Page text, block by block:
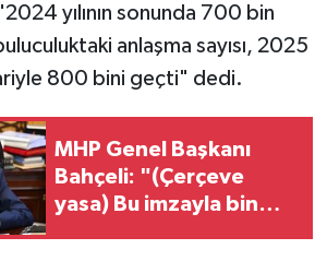
yılının sonunda 700 bin
anlaşma sayısı, 2025
800 bini geçti" dedi.
MHP Genel Başkanı
Bahçeli: "(Çerçeve
yasa) Bu imzayla bin